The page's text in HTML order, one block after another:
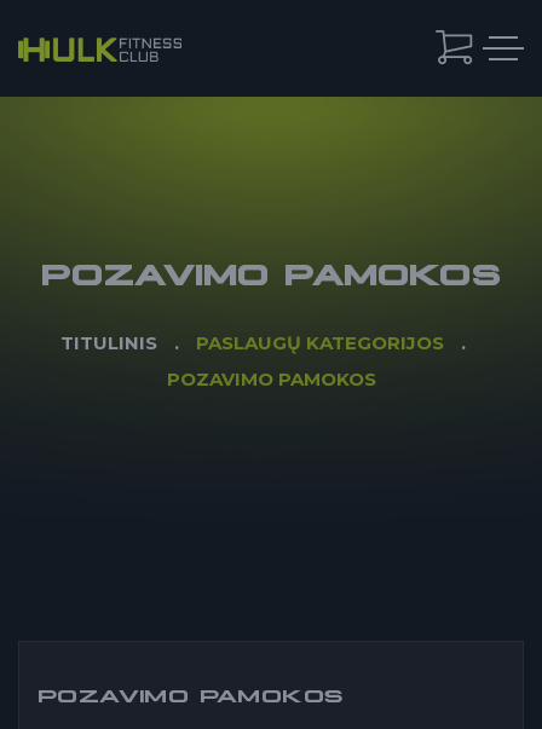
POZAVIMO PAMOKOS
TITULINIS
PASLAUGŲ KATEGORIJOS
POZAVIMO PAMOKOS
POZAVIMO PAMOKOS